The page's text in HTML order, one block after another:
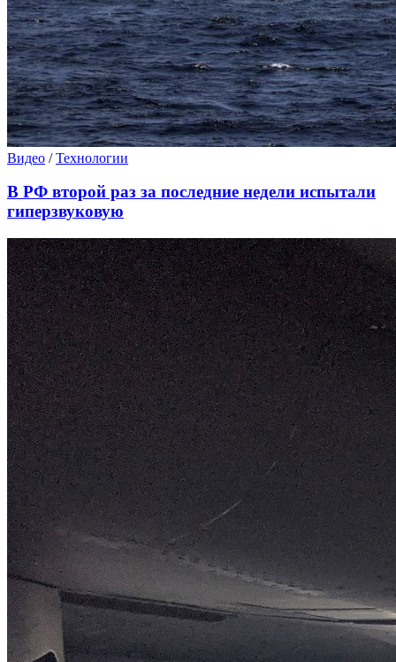
Видео /Технологии
В РФ второй раз за последние недели испытали
гиперзвуковую